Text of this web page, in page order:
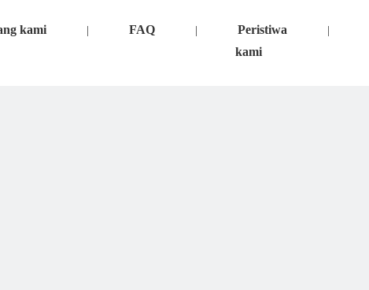
kami | FAQ | Peristiwa |
kami